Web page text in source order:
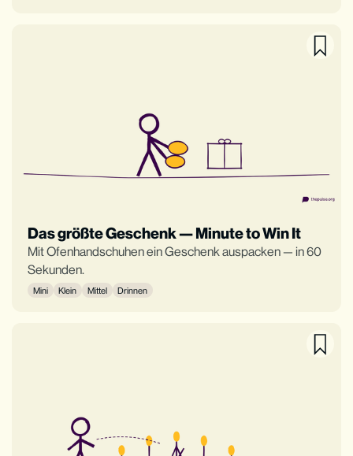
Das größte Geschenk — Minute to Win It
Mit Ofenhandschuhen ein Geschenk auspacken — in 60
Sekunden.
Mini Klein Mittel Drinnen